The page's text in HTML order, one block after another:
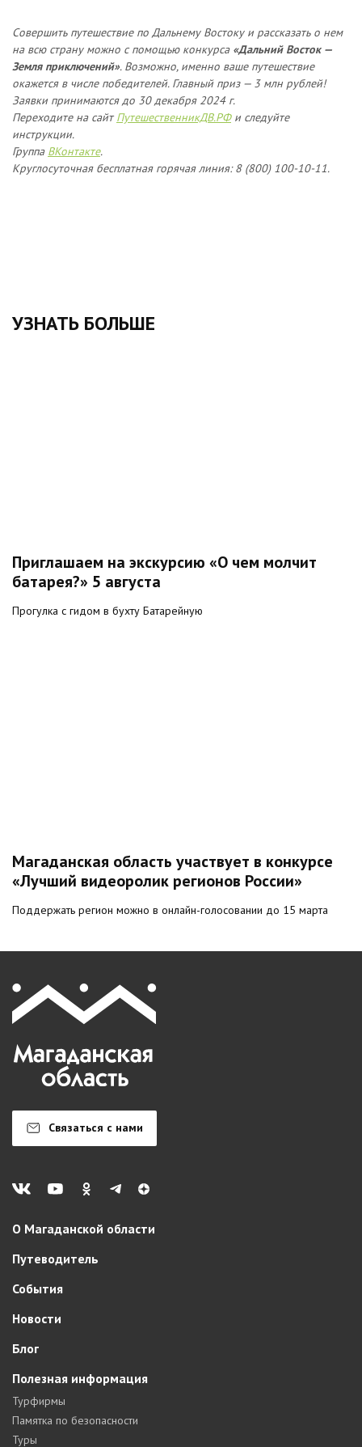
Совершить путешествие по Дальнему Востоку и рассказать о нем
на всю страну можно с помощью конкурса «Дальний Восток —
Земля приключений». Возможно, именно ваше путешествие
окажется в числе победителей. Главный приз — 3 млн рублей!
Заявки принимаются до 30 декабря 2024 г.
Переходите на сайтПутешественникДВ.РФи следуйте
инструкции.
Группа ВКонтакте.
Круглосуточная бесплатная горячая линия: 8 (800) 100-10-11.
УЗНАТЬ БОЛЬШЕ
Приглашаем на экскурсию «О чем молчит
батарея?» 5 августа
Прогулка с гидом в бухту Батарейную
Магаданская область участвует в конкурсе
«Лучший видеоролик регионов России»
Поддержать регион можно в онлайн-голосовании до 15 марта
Связаться с нами
О Магаданской области
Путеводитель
События
Новости
Блог
Полезная информация
Турфирмы
Памятка по безопасности
Туры